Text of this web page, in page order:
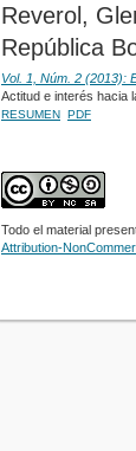
Reverol,
República
Vol. 1, Núm. 2 (2013):
Actitud e interés hacia
RESUMEN PDF
Todo el material
Attribution-